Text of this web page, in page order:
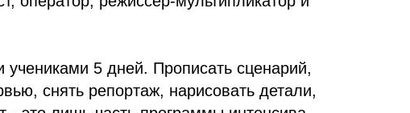
5 дней. Прописать сценарий,
снять репортаж, нарисовать детали,